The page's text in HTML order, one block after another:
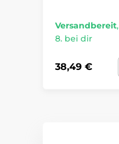
Versandbereit,
8. bei dir
38,49 €